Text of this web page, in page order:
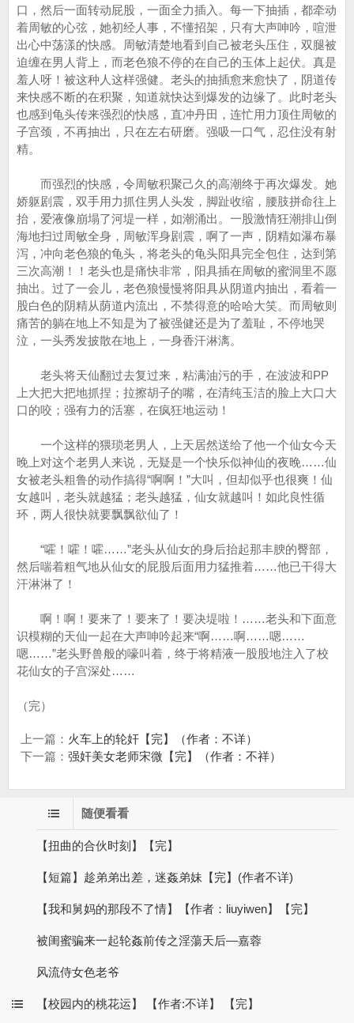
口，然后一面转动屁股，一面全力插入。每一下抽插，都牵动
着周敏的心弦，她初经人事，不懂招架，只有大声呻吟，喧泄
出心中荡漾的快感。周敏清楚地看到自己被老头压住，双腿被
迫缠在男人背上，而老色狼不停的在自己的玉体上起伏。真是
羞人呀！被这种人这样强健。老头的抽插愈来愈快了，阴道传
来快感不断的在积聚，知道就快达到爆发的边缘了。此时老头
也感到龟头传来强烈的快感，直冲丹田，连忙用力顶住周敏的
子宫颈，不再抽出，只在左右研磨。强吸一口气，忍住没有射
精。
而强烈的快感，令周敏积聚己久的高潮终于再次爆发。她
娇躯剧震，双手用力抓住男人头发，脚趾收缩，腰肢拼命往上
抬，爱液像崩塌了河堤一样，如潮涌出。一股激情狂潮排山倒
海地扫过周敏全身，周敏浑身剧震，啊了一声，阴精如瀑布暴
泻，冲向老色狼的龟头，将老头的龟头阳具完全包住，达到第
三次高潮！！老头也是痛快非常，阳具插在周敏的蜜洞里不愿
抽出。过了一会儿，老色狼慢慢将阳具从阴道内抽出，看着一
股白色的阴精从荫道内流出，不禁得意的哈哈大笑。而周敏则
痛苦的躺在地上不知是为了被强健还是为了羞耻，不停地哭
泣，一头秀发披散在地上，一身香汗淋漓。
老头将天仙翻过去复过来，粘满油污的手，在波波和PP
上大把大把地抓捏；拉擦胡子的嘴，在清纯玉洁的脸上大口大
口的咬；强有力的活塞，在疯狂地运动！
一个这样的猥琐老男人，上天居然送给了他一个仙女今天
晚上对这个老男人来说，无疑是一个快乐似神仙的夜晚……仙
女被老头粗鲁的动作搞得“啊啊！”大叫，但却似乎也很爽！仙
女越叫，老头就越猛；老头越猛，仙女就越叫！如此良性循
环，两人很快就要飘飘欲仙了！
“嚯！嚯！嚯……”老头从仙女的身后抬起那丰腴的臀部，
然后喘着粗气地从仙女的屁股后面用力猛推着……他已干得大
汗淋淋了！
啊！啊！要来了！要来了！要决堤啦！……老头和下面意
识模糊的天仙一起在大声呻吟起来“啊……啊……嗯……
嗯……”老头野兽般的嚎叫着，终于将精液一股股地注入了校
花仙女的子宫深处……
（完）
上一篇： 火车上的轮奸【完】（作者：不详）
下一篇： 强奸美女老师宋微【完】（作者：不祥）
随便看看
【扭曲的合伙时刻】【完】
【短篇】趁弟弟出差，迷姦弟妹【完】(作者不详)
【我和舅妈的那段不了情】【作者：liuyiwen】【完】
被闺蜜骗来一起轮姦前传之淫蕩天后—嘉蓉
风流侍女色老爷
【校园内的桃花运】 【作者:不详】 【完】